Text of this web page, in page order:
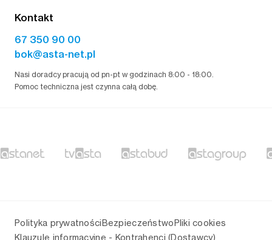
Kontakt
67 350 90 00
bok@asta-net.pl
Nasi doradcy pracują od pn-pt w godzinach 8:00 - 18:00.
Pomoc techniczna jest czynna całą dobę.
Polityka prywatnościBezpieczeństwoPliki cookies
Klauzule informacyjne - Kontrahenci (Dostawcy)